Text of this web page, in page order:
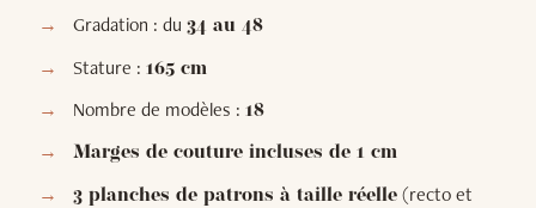
Gradation : du 34 au 48
Stature : 165 cm
Nombre de modèles : 18
Marges de couture incluses de 1 cm
3 planches de patrons à taille réelle(recto et